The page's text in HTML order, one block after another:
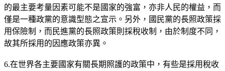
的最主要考量因素可能不是國家的強富，亦非人民的權益，而
僅是一種政黨的意識型態之宣示。另外，國民黨的長照政策採
用保險制，而民進黨的長照政策則採稅收制，由於制度不同，
故其所採用的因應政策亦異。
6.在世界各主要國家有關長期照護的政策中，有些是採用稅收